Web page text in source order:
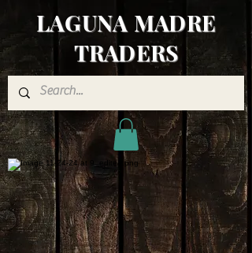
LAGUNA MADRE
TRADERS